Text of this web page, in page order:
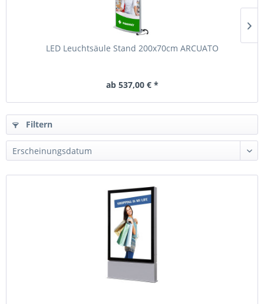
LED Leuchtsäule Stand 200x70cm ARCUATO
ab 537,00 € *
Filtern